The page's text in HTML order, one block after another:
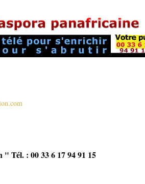
Tél. : 00 33 6 17 94 91 15